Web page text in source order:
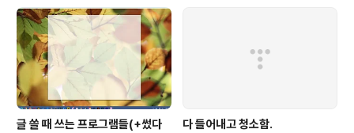
글 쓸 때 쓰는 프로그램들(+썼다
다 들어내고 청소함.